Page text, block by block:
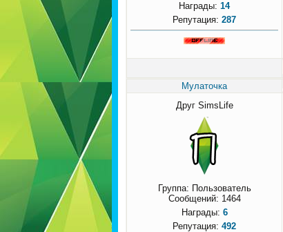
Награды: 14
Репутация: 287
Мулаточка
Друг SimsLife
Группа: Пользователь
Сообщений: 1464
Награды: 6
Репутация: 492